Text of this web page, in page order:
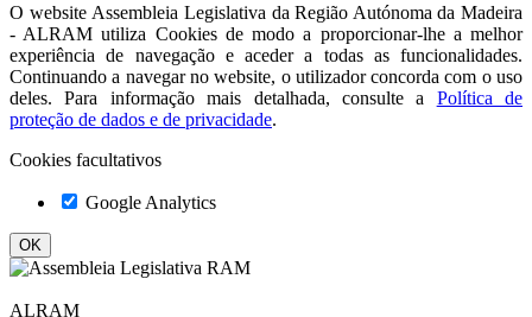
O website Assembleia Legislativa da Região Autónoma da Madeira
- ALRAM utiliza Cookies de modo a proporcionar-lhe a melhor
experiência de navegação e aceder a todas as funcionalidades.
Continuando a navegar no website, o utilizador concorda com o uso
deles. Para informação mais detalhada, consulte a
Política de
proteção de dados e de privacidade.
Cookies facultativos
Google Analytics
ALRAM